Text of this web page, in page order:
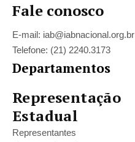
Fale conosco
E-mail: iab@iabnacional.org.br
Telefone: (21) 2240.3173
Departamentos
Representação
Estadual
Representantes